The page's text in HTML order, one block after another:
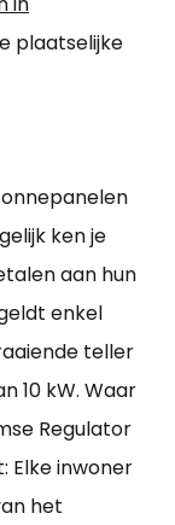
plaatselijke
ken je
aan hun
enkel
teller
10 kW. Waar
Regulator
Elke inwoner
het